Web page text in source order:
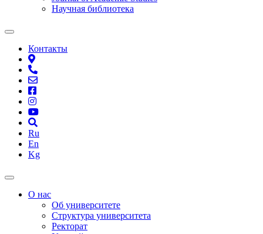
Научная библиотека
Контакты
Ru
En
Kg
О нас
Об университете
Структура университета
Ректорат